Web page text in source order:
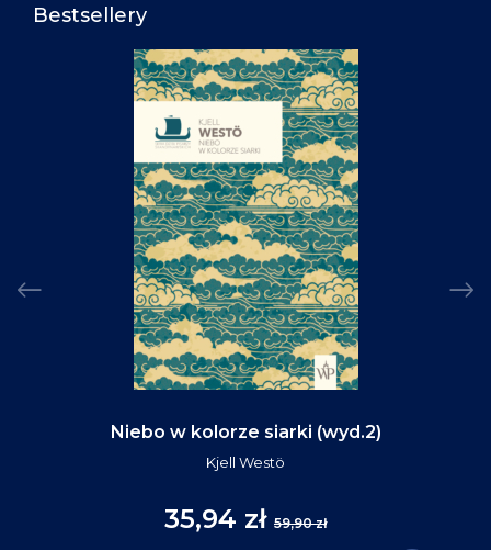
Bestsellery
Niebo w kolorze siarki (wyd.2)
Kjell Westö
35,94 zł 59,90 zł